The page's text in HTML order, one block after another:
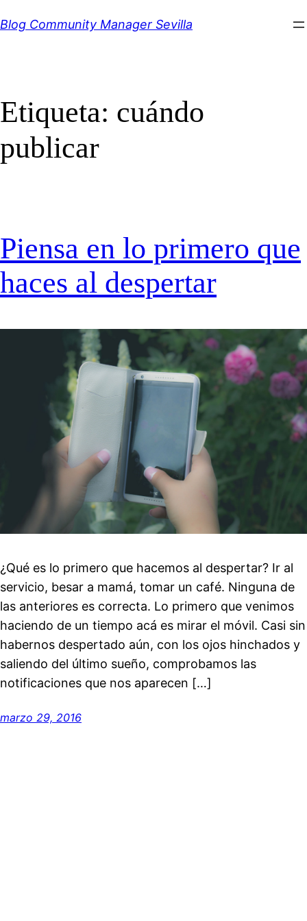
al
Blog Community Manager Sevilla
Etiqueta: cuándo
publicar
Piensa en lo primero que
haces al despertar
¿Qué es lo primero que hacemos al despertar? Ir al
servicio, besar a mamá, tomar un café. Ninguna de
las anteriores es correcta. Lo primero que venimos
haciendo de un tiempo acá es mirar el móvil. Casi sin
habernos despertado aún, con los ojos hinchados y
saliendo del último sueño, comprobamos las
notificaciones que nos aparecen […]
marzo 29, 2016